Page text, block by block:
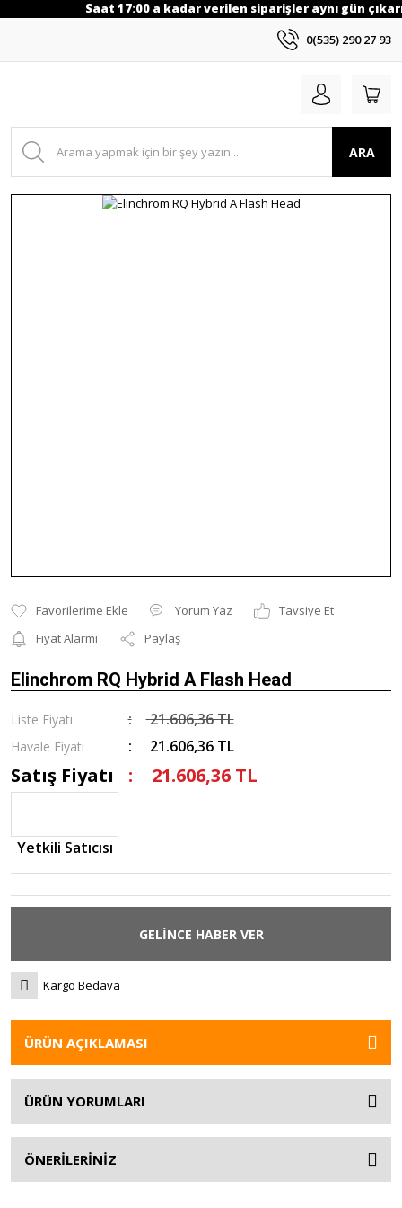
Saat 17:00 a kadar verilen siparişler aynı gün
0(535) 290 27 93
ARA
Yorum Yaz
Tavsiye Et
Fiyat Alarmı
Paylaş
Elinchrom RQ Hybrid A Flash Head
Liste Fiyatı 21.606,36 TL
Havale Fiyatı 21.606,36 TL
Satış Fiyatı 21.606,36 TL
Yetkili Satıcısı
GELİNCE HABER VER
Kargo Bedava
ÜRÜN AÇIKLAMASI
ÜRÜN YORUMLARI
ÖNERİLERİNİZ